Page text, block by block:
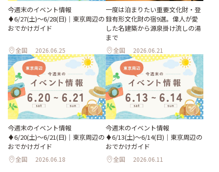
今週末のイベント情報
♦︎6/27(土)〜6/28(日)｜東京周辺の
おでかけガイド
全国 2026.06.25
一度は泊まりたい重要文化財・登
録有形文化財の宿9選。偉人が愛
した名建築から源泉掛け流しの湯
まで
全国 2026.06.21
今週末のイベント情報
♦︎6/20(土)〜6/21(日)｜東京周辺の
おでかけガイド
全国 2026.06.18
今週末のイベント情報
♦︎6/13(土)〜6/14(日)｜東京周辺の
おでかけガイド
全国 2026.06.11